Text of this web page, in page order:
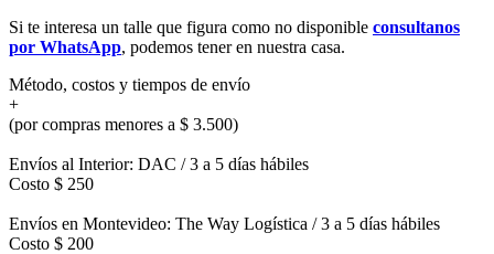
Si te interesa un talle que figura como no disponible consultanos
por WhatsApp, podemos tener en nuestra casa.
Método, costos y tiempos de envío
+
(por compras menores a $ 3.500)
Envíos al Interior: DAC / 3 a 5 días hábiles
Costo $ 250
Envíos en Montevideo: The Way Logística / 3 a 5 días hábiles
Costo $ 200